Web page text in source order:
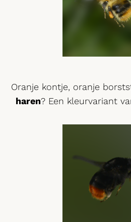
Oranje kontje, oranje
haren? Een kleurvariant